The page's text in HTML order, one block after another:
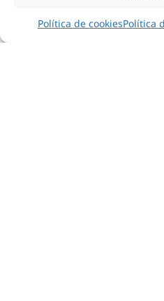
Política de cookiesPolítica